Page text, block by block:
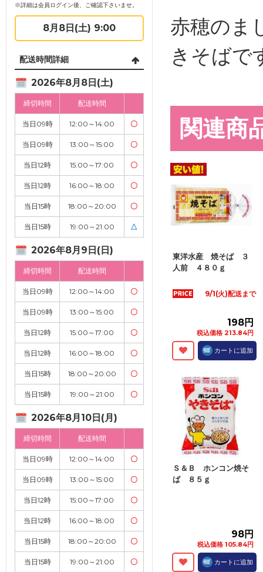
※詳細は会員ログイン後、ご確認下さいませ。
8月8日(土) 9:00
配送時間詳細
2026年8月8日(土)
締切時間 配送時間
当日09時 12:00～14:00 〇
当日09時 13:00～15:00 〇
当日12時 15:00～17:00 〇
当日12時 16:00～18:00 〇
当日15時 18:00～20:00 〇
当日15時 19:00～21:00 △
2026年8月9日(日)
締切時間 配送時間
当日09時 12:00～14:00 〇
当日09時 13:00～15:00 〇
当日12時 15:00～17:00 〇
当日12時 16:00～18:00 〇
当日15時 18:00～20:00 〇
当日15時 19:00～21:00 〇
2026年8月10日(月)
締切時間 配送時間
当日09時 12:00～14:00 〇
当日09時 13:00～15:00 〇
当日12時 15:00～17:00 〇
当日12時 16:00～18:00 〇
当日15時 18:00～20:00 〇
当日15時 19:00～21:00 〇
赤穂のま
きそばで
関連商
東洋水産 焼そば ３
人前 ４８０ｇ
9/1(火)配送まで
198円
税込価格 213.84円
カートに追加
Ｓ＆Ｂ ホンコン焼そ
ば ８５ｇ
98円
税込価格 105.84円
カートに追加